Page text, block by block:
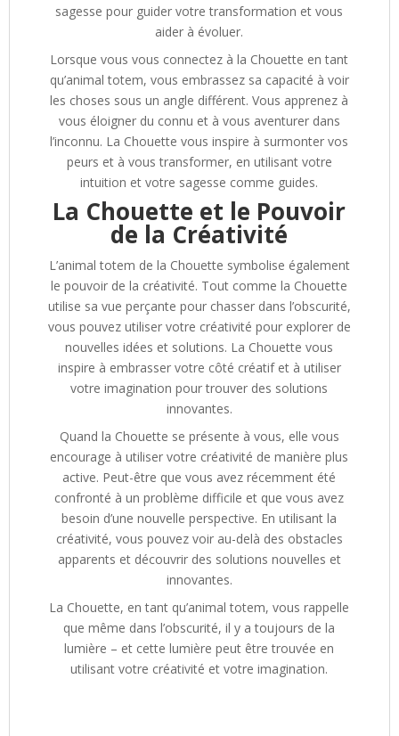
sagesse pour guider votre transformation et vous
aider à évoluer.
Lorsque vous vous connectez à la Chouette en tant
qu’animal totem, vous embrassez sa capacité à voir
les choses sous un angle différent. Vous apprenez à
vous éloigner du connu et à vous aventurer dans
l’inconnu. La Chouette vous inspire à surmonter vos
peurs et à vous transformer, en utilisant votre
intuition et votre sagesse comme guides.
La Chouette et le Pouvoir
de la Créativité
L’animal totem de la Chouette symbolise également
le pouvoir de la créativité. Tout comme la Chouette
utilise sa vue perçante pour chasser dans l’obscurité,
vous pouvez utiliser votre créativité pour explorer de
nouvelles idées et solutions. La Chouette vous
inspire à embrasser votre côté créatif et à utiliser
votre imagination pour trouver des solutions
innovantes.
Quand la Chouette se présente à vous, elle vous
encourage à utiliser votre créativité de manière plus
active. Peut-être que vous avez récemment été
confronté à un problème difficile et que vous avez
besoin d’une nouvelle perspective. En utilisant la
créativité, vous pouvez voir au-delà des obstacles
apparents et découvrir des solutions nouvelles et
innovantes.
La Chouette, en tant qu’animal totem, vous rappelle
que même dans l’obscurité, il y a toujours de la
lumière – et cette lumière peut être trouvée en
utilisant votre créativité et votre imagination.